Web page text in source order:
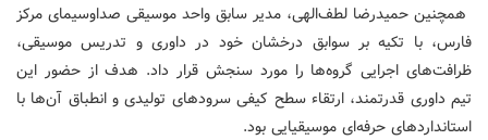
همچنین حمیدرضا لطف‌الهی، مدیر سابق واحد موسیقی صداوسیمای مرکز
فارس، با تکیه بر سوابق درخشان خود در داوری و تدریس موسیقی،
ظرافت‌های اجرایی گروه‌ها را مورد سنجش قرار داد. هدف از حضور این
تیم داوری قدرتمند، ارتقاء سطح کیفی سرودهای تولیدی و انطباق آن‌ها با
استانداردهای حرفه‌ای موسیقیایی بود.